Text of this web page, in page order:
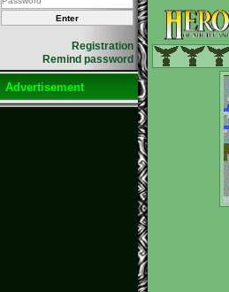
Registration
Remind password
Advertisement